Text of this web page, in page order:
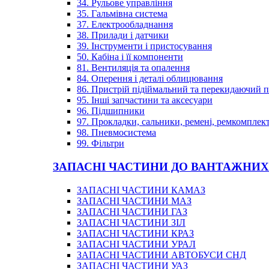
34. Рульове управління
35. Гальмівна система
37. Електрообладнання
38. Прилади і датчики
39. Інструменти і пристосування
50. Кабіна і її компоненти
81. Вентиляція та опалення
84. Оперення і деталі облицювання
86. Пристрій підіймальний та перекидаючий
95. Інші запчастини та аксесуари
96. Підшипники
97. Прокладки, сальники, ремені,
98. Пневмосистема
99. Фільтри
ЗАПАСНІ ЧАСТИНИ ДО
ЗАПАСНІ ЧАСТИНИ КАМАЗ
ЗАПАСНІ ЧАСТИНИ МАЗ
ЗАПАСНІ ЧАСТИНИ ГАЗ
ЗАПАСНІ ЧАСТИНИ ЗІЛ
ЗАПАСНІ ЧАСТИНИ КРАЗ
ЗАПАСНІ ЧАСТИНИ УРАЛ
ЗАПАСНІ ЧАСТИНИ АВТОБУСИ СНД
ЗАПАСНІ ЧАСТИНИ УАЗ